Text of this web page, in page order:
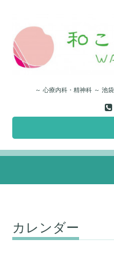
～ 心療内科・精神科 ～ 池
カレンダー